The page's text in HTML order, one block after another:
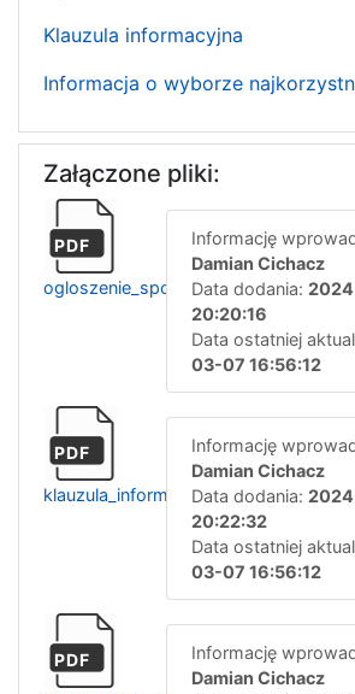
Klauzula informacyjna
Informacja o wyborze
Załączone pliki:
PDF
ogloszenie_sport_1_2024
Informację
Damian Cichacz
Data dodania:
20:20:16
Data ostatniej
03-07 16:56:12
PDF
Informację
Damian Cichacz
Data dodania:
20:22:32
Data ostatniej
03-07 16:56:12
PDF
Informację
Damian Cichacz